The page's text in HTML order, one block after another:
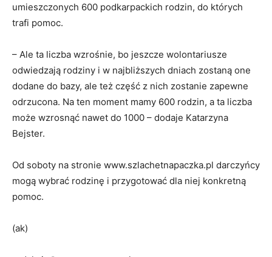
umieszczonych 600 podkarpackich rodzin, do których
trafi pomoc.
– Ale ta liczba wzrośnie, bo jeszcze wolontariusze
odwiedzają rodziny i w najbliższych dniach zostaną one
dodane do bazy, ale też część z nich zostanie zapewne
odrzucona. Na ten moment mamy 600 rodzin, a ta liczba
może wzrosnąć nawet do 1000 – dodaje Katarzyna
Bejster.
Od soboty na stronie www.szlachetnapaczka.pl darczyńcy
mogą wybrać rodzinę i przygotować dla niej konkretną
pomoc.
(ak)